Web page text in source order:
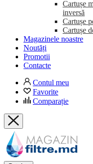
Cartușe
inversă
Cartușe
Cartușe
Magazinele noastre
Noutăți
Promotii
Contacte
Contul meu
Favorite
Comparație